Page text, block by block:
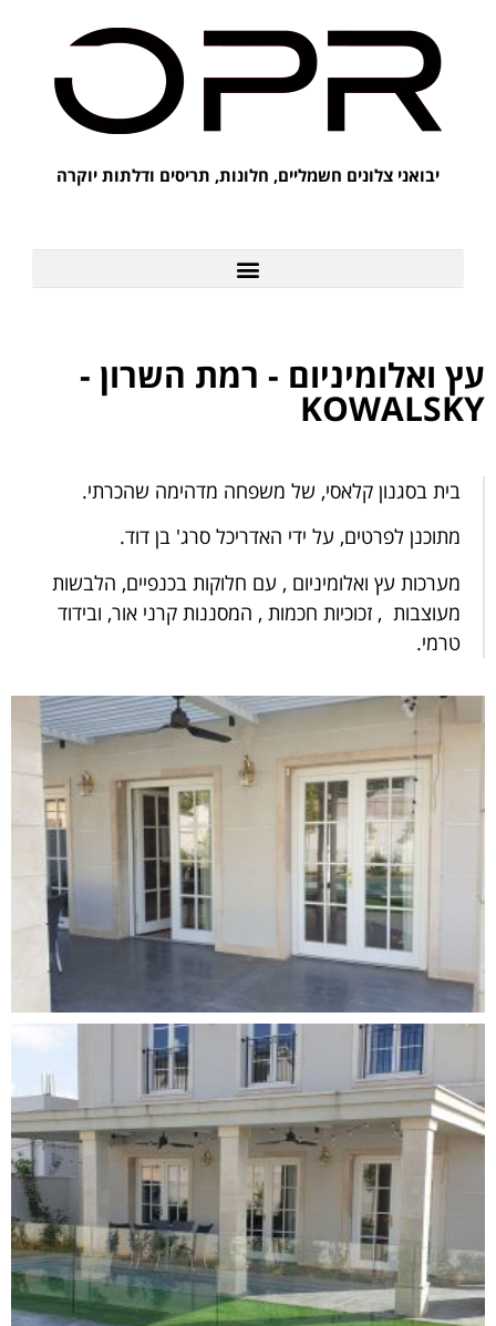
יבואני צלונים חשמליים, חלונות, תריסים ודלתות יוקרה
עץ ואלומיניום - רמת השרון -
KOWALSKY
בית בסגנון קלאסי, של משפחה מדהימה שהכרתי.
מתוכנן לפרטים, על ידי האדריכל סרג' בן דוד.
מערכות עץ ואלומיניום , עם חלוקות בכנפיים, הלבשות
מעוצבות , זכוכיות חכמות , המסננות קרני אור, ובידוד
טרמי.